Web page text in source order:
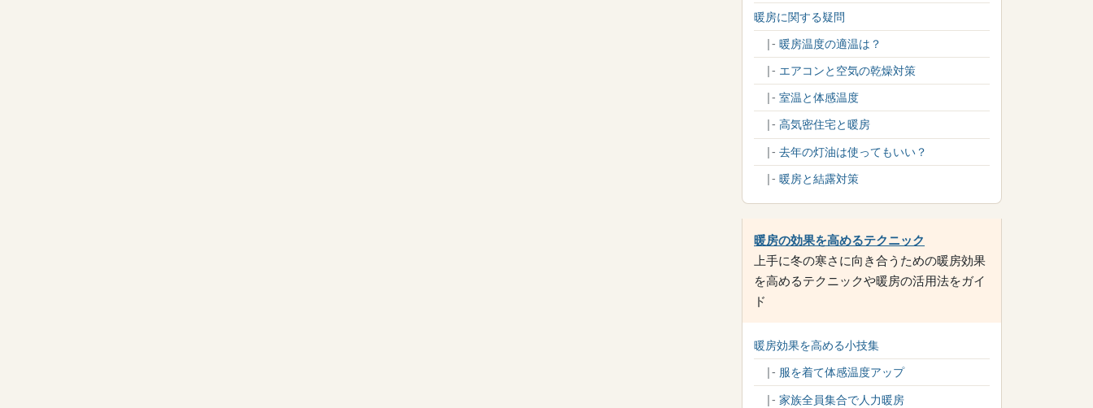
暖房に関する疑問
|- 暖房温度の適温は？
|- エアコンと空気の乾燥対策
|- 室温と体感温度
|- 高気密住宅と暖房
|- 去年の灯油は使ってもいい？
|- 暖房と結露対策
暖房の効果を高めるテクニック
上手に冬の寒さに向き合うための暖房効果
を高めるテクニックや暖房の活用法をガイ
ド
暖房効果を高める小技集
|- 服を着て体感温度アップ
|- 家族全員集合で人力暖房